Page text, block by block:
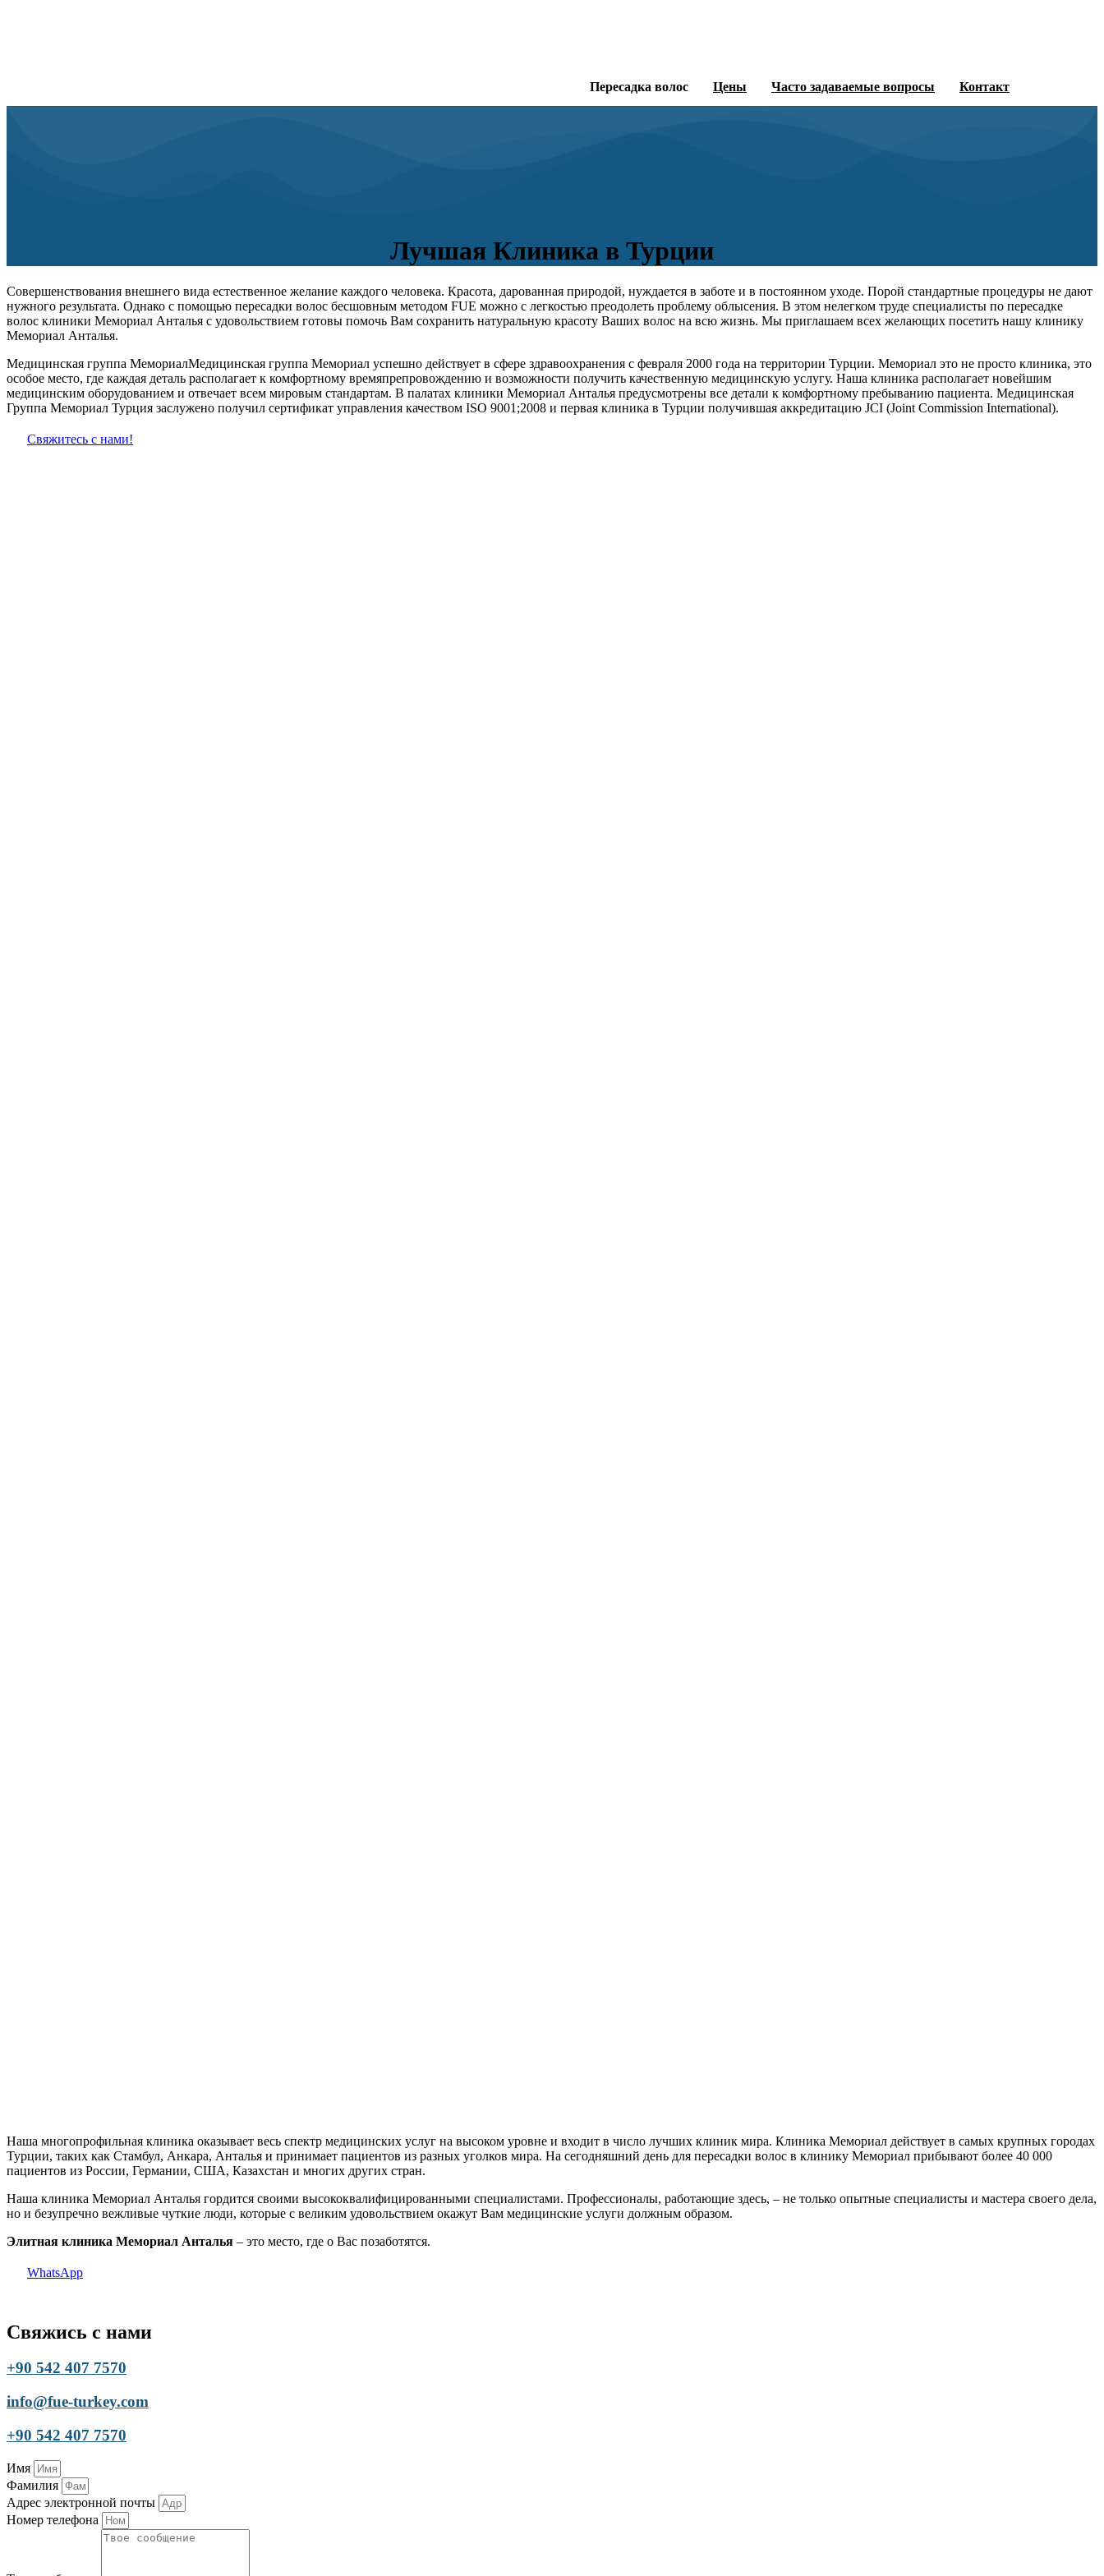
Пересадка волос Цены Часто задаваемые вопросы Контакт
Лучшая Клиника в Турции
Совершенствования внешнего вида естественное желание каждого человека. Красота, дарованная природой, нуждается в заботе и в постоянном уходе. Порой стандартные процедуры не дают
нужного результата. Однако с помощью пересадки волос бесшовным методом FUE можно с легкостью преодолеть проблему облысения. В этом нелегком труде специалисты по пересадке
волос клиники Мемориал Анталья с удовольствием готовы помочь Вам сохранить натуральную красоту Ваших волос на всю жизнь. Мы приглашаем всех желающих посетить нашу клинику
Мемориал Анталья.
Медицинская группа МемориалМедицинская группа Мемориал успешно действует в сфере здравоохранения с февраля 2000 года на территории Турции. Мемориал это не просто клиника, это
особое место, где каждая деталь располагает к комфортному времяпрепровождению и возможности получить качественную медицинскую услугу. Наша клиника располагает новейшим
медицинским оборудованием и отвечает всем мировым стандартам. В палатах клиники Мемориал Анталья предусмотрены все детали к комфортному пребыванию пациента. Медицинская
Группа Мемориал Турция заслужено получил сертификат управления качеством ISO 9001;2008 и первая клиника в Турции получившая аккредитацию JCI (Joint Commission International).
Свяжитесь с нами!
Наша многопрофильная клиника оказывает весь спектр медицинских услуг на высоком уровне и входит в число лучших клиник мира. Клиника Мемориал действует в самых крупных городах
Турции, таких как Стамбул, Анкара, Анталья и принимает пациентов из разных уголков мира. На сегодняшний день для пересадки волос в клинику Мемориал прибывают более 40 000
пациентов из России, Германии, США, Казахстан и многих других стран.
Наша клиника Мемориал Анталья гордится своими высококвалифицированными специалистами. Профессионалы, работающие здесь, – не только опытные специалисты и мастера своего дела,
но и безупречно вежливые чуткие люди, которые с великим удовольствием окажут Вам медицинские услуги должным образом.
Элитная клиника Мемориал Анталья – это место, где о Вас позаботятся.
WhatsApp
Свяжись с нами
+90 542 407 7570
info@fue-turkey.com
+90 542 407 7570
Имя
Фамилия
Адрес электронной почты
Номер телефона